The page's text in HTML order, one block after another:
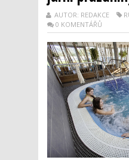
AUTOR: REDAKCE
0 KOMENTÁŘŮ